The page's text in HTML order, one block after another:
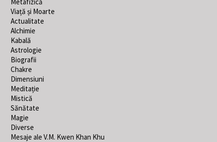
Viață și Moarte
Actualitate
Alchimie
Kabală
Astrologie
Biografii
Chakre
Dimensiuni
Meditație
Mistică
Sănătate
Magie
Diverse
Mesaje ale V.M. Kwen Khan Khu